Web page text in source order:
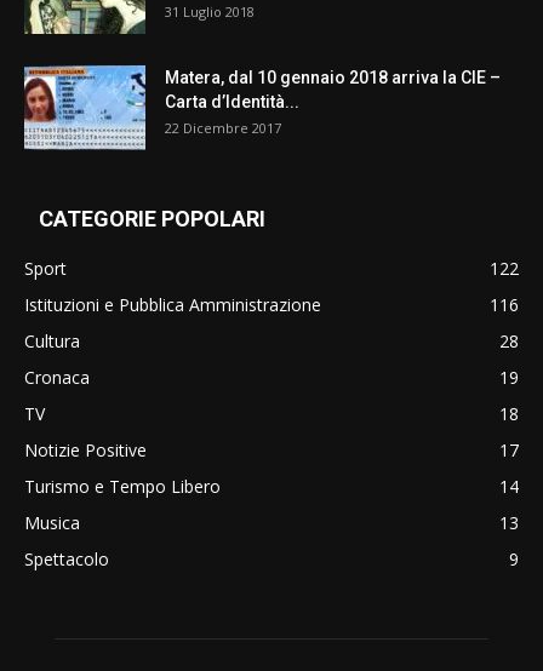
31 Luglio 2018
Matera, dal 10 gennaio 2018 arriva la CIE –
Carta d’Identità...
22 Dicembre 2017
CATEGORIE POPOLARI
Sport
122
Istituzioni e Pubblica Amministrazione
116
Cultura
28
Cronaca
19
TV
18
Notizie Positive
17
Turismo e Tempo Libero
14
Musica
13
Spettacolo
9